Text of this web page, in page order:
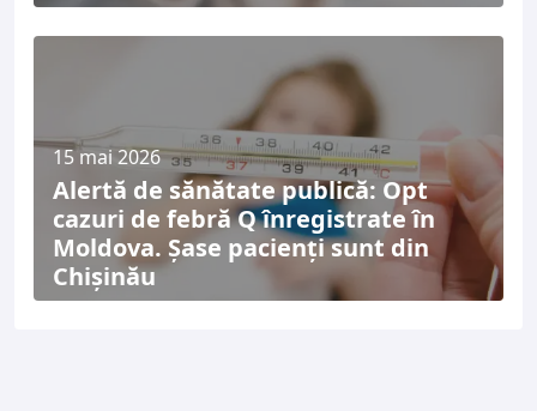
15 mai 2026
Alertă de sănătate publică: Opt
cazuri de febră Q înregistrate în
Moldova. Șase pacienți sunt din
Chișinău